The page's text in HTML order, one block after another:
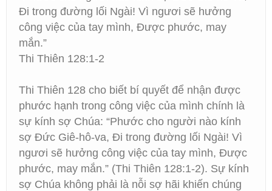
Đi trong đường lối Ngài! Vì ngươi sẽ hưởng
công việc của tay mình, Được phước, may
mắn.”
Thi Thiên 128:1-2
Thi Thiên 128 cho biết bí quyết để nhận được
phước hạnh trong công việc của mình chính là
sự kính sợ Chúa: “Phước cho người nào kính
sợ Đức Giê-hô-va, Đi trong đường lối Ngài! Vì
ngươi sẽ hưởng công việc của tay mình, Được
phước, may mắn.” (Thi Thiên 128:1-2). Sự kính
sợ Chúa không phải là nỗi sợ hãi khiến chúng